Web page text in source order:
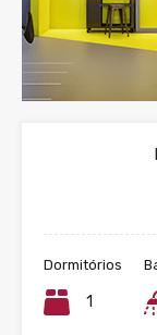
Dormitórios
1